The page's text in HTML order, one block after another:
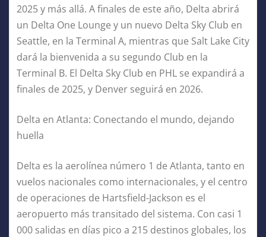
2025 y más allá. A finales de este año, Delta abrirá
un Delta One Lounge y un nuevo Delta Sky Club en
Seattle, en la Terminal A, mientras que Salt Lake City
dará la bienvenida a su segundo Club en la
Terminal B. El Delta Sky Club en PHL se expandirá a
finales de 2025, y Denver seguirá en 2026.
Delta en Atlanta: Conectando el mundo, dejando
huella
Delta es la aerolínea número 1 de Atlanta, tanto en
vuelos nacionales como internacionales, y el centro
de operaciones de Hartsfield-Jackson es el
aeropuerto más transitado del sistema. Con casi 1
000 salidas en días pico a 215 destinos globales, los